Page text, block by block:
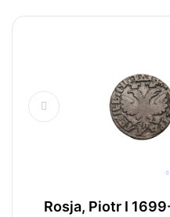
Rosja, Piotr I